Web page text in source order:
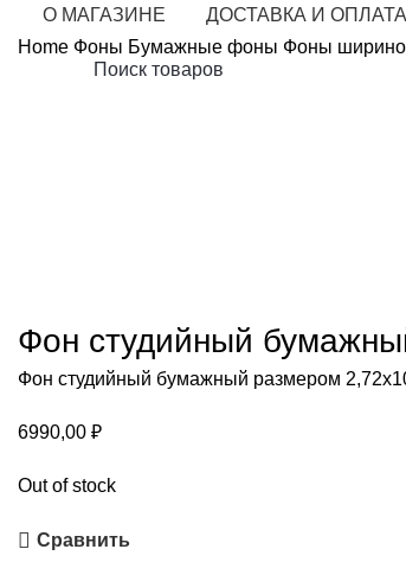
О МАГАЗИНЕ
ДОСТАВКА И ОПЛАТА
Home Фоны Бумажные фоны Фоны
Фон студийный
Фон студийный бумажный размером
6990,00 ₽
Out of stock
Сравнить